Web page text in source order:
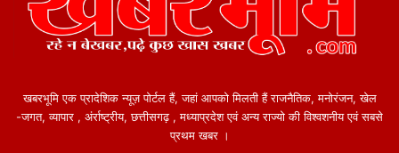
खबरभूमि एक प्रादेशिक न्यूज़ पोर्टल हैं, जहां आपको मिलती हैं राजनैतिक, मनोरंजन, खेल
-जगत, व्यापार , अंर्राष्ट्रीय, छत्तीसगढ़ , मध्याप्रदेश एवं अन्य राज्यो की विश्वशनीय एवं सबसे
प्रथम खबर ।